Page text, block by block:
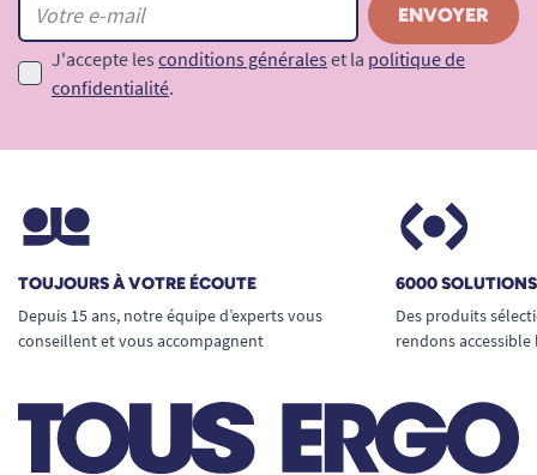
J'accepte les conditions générales et la politique de
confidentialité.
TOUJOURS À VOTRE ÉCOUTE
Depuis 15 ans, notre équipe d’experts vous
conseillent et vous accompagnent
6000
Des produits
rendons